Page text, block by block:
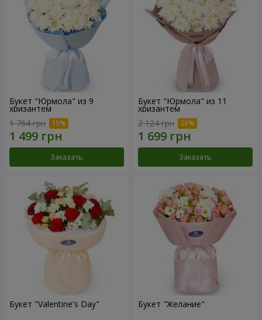
Букет "Юрмола" из 9
хризантем
1 764 грн
Заказать
Букет "Юрмола" из 11
хризантем
2 124 грн
Заказать
Букет "Valentine's Day" Букет "Желание"